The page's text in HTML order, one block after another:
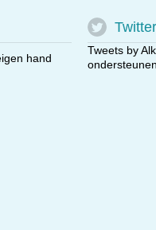
hand
Twitter
Tweets by